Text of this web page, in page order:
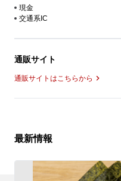
現金
交通系IC
通販サイト
通販サイトはこちらから
最新情報